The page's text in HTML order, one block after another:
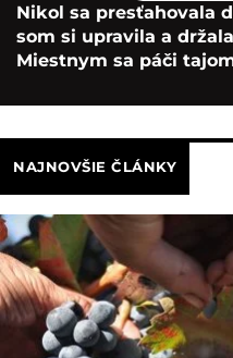
Nikol sa presťahovala
som si upravila a
Miestnym sa páči
NAJNOVŠIE ČLÁNKY